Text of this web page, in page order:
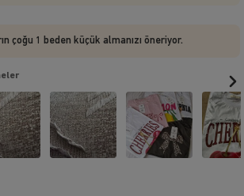
çoğu 1 beden küçük almanızı öneriyor.